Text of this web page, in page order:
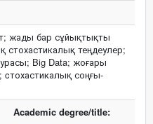
жады бар сұйықтықты
теңдеулер;
Big Data; жоғары
cтохастикалық соңғы-
Academic degree/title: